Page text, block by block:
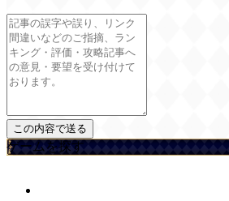
ゲームを探す